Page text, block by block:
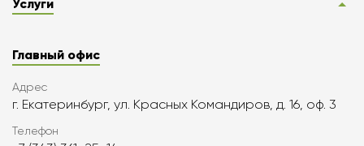
Услуги
Главный офис
Адрес
г. Екатеринбург, ул. Красных Командиров, д. 16, оф. 3
Телефон